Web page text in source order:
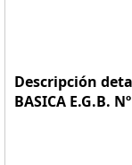
Descripción
BASICA E.G.B.